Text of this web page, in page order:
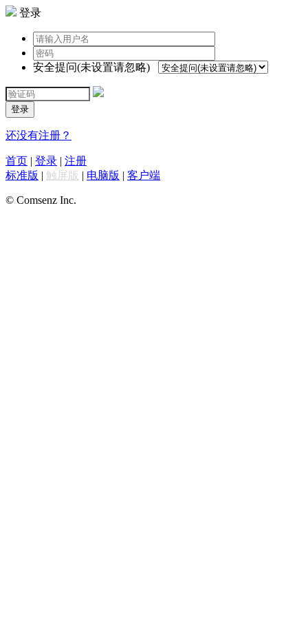
登录
安全提问(未设置请忽略)
登录
还没有注册？
首页 | 登录 | 注册
标准版 | 触屏版 | 电脑版 | 客户端
© Comsenz Inc.